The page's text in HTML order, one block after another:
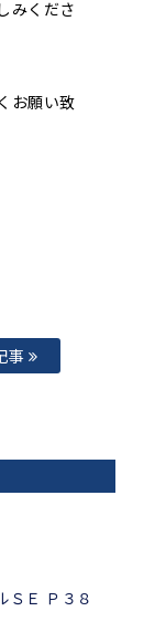
みくださ
お願い致
事
Ｅ Ｐ３８